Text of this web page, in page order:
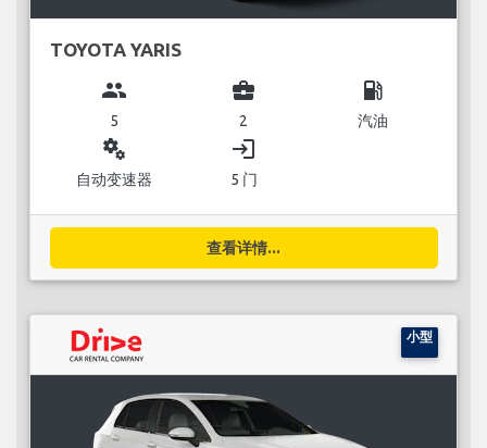
TOYOTA YARIS
group
5
business_center
2
local_gas_station
汽油
miscellaneous_services
自动变速器
login
5 门
查看详情...
小型